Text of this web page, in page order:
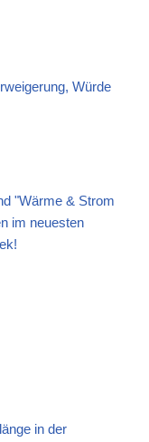
Würde
"Wärme & Strom
im neuesten
in der